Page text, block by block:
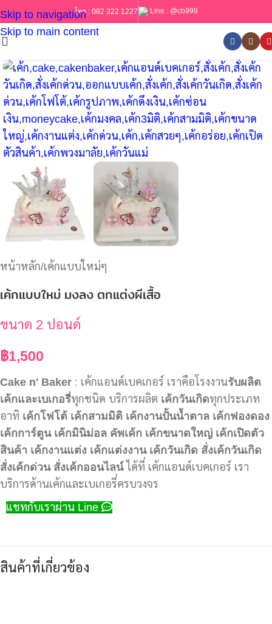
Skip to navigation
Skip to main content
โทร : 082 322 1227 Line : @cb999
หน้าหลัก/เค้กแบบใหม่ๆ
เค้กแบบใหม่ มงลง ตกแต่งผีเสื้อ
ขนาด 2 ปอนด์
฿1,500
Cake n' Baker : เค้กแอนด์เบคเกอร์ เราคือโรงงานรับผลิต
เค้กและเบเกอรี่ทุกชนิด บริการผลิต เค้กวันเกิดทุกประเภท
อาทิ เค้กโฟโต้ เค้กสามมิติ เค้กงานปั้นน้ำตาล เค้กฟองดอง
เค้กการ์ตูน เค้กมินิม่อล คัพเค้ก เค้กขนาดใหญ่ เค้กเปิดตัว
สินค้า เค้กงานแต่ง เค้กแต่งงาน เค้กวันเกิด สั่งเค้กวันเกิด
สั่งเค้กด่วน สั่งเค้กออนไลน์ได้ที่ เค้กแอนด์เบคเกอร์ เรา
บริการด้านเค้กและเบเกอรี่ครบวงจร
แชทกับเราผ่าน Line
สินค้าที่เกี่ยวข้อง